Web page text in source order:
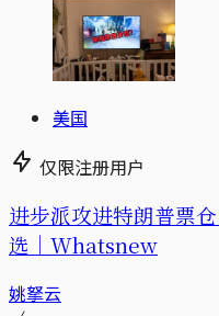
美国
仅限注册用户
进步派攻进特朗普票
选｜Whatsnew
姚拏云